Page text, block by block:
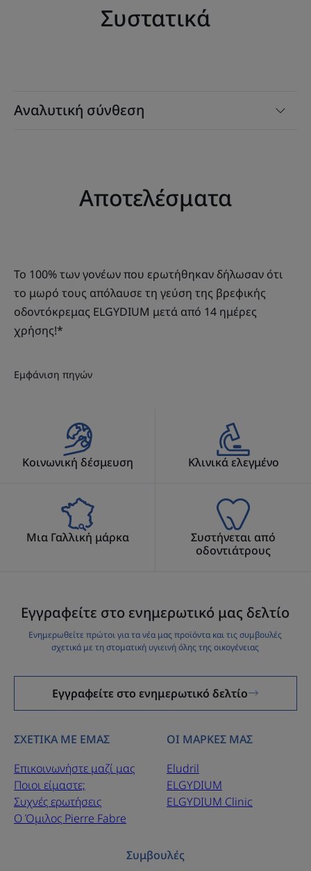
Συστατικά
Αναλυτική σύνθεση
Αποτελέσματα
Το 100% των γονέων που ερωτήθηκαν δήλωσαν ότι
το μωρό τους απόλαυσε τη γεύση της βρεφικής
οδοντόκρεμας ELGYDIUM μετά από 14 ημέρες
χρήσης!*
Εμφάνιση πηγών
Κοινωνική δέσμευση Κλινικά ελεγμένο
Μια Γαλλική μάρκα
Συστήνεται από
οδοντιάτρους
Εγγραφείτε στο ενημερωτικό μας δελτίο
Ενημερωθείτε πρώτοι για τα νέα μας προϊόντα και τις συμβουλές
σχετικά με τη στοματική υγιεινή όλης της οικογένειας
Εγγραφείτε στο ενημερωτικό δελτίο
ΣΧΕΤΙΚΑ ΜΕ ΕΜΑΣ
Επικοινωνήστε μαζί μας
Ποιοι είμαστε;
Συχνές ερωτήσεις
Ο Όμιλος Pierre Fabre
ΟΙ ΜΑΡΚΕΣ ΜΑΣ
Eludril
ELGYDIUM
ELGYDIUM Clinic
Συμβουλές